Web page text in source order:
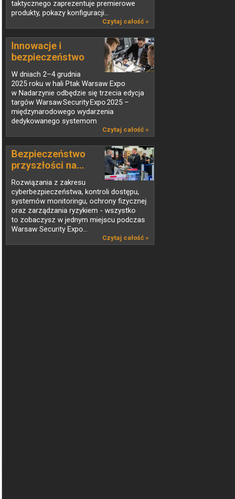
taktycznego zaprezentuje premierowe
produkty, pokazy konfiguracji...
Czytaj całość »
Innowacje i
bezpieczeństwo
w...
W dniach 2–4 grudnia
2025 roku w hali Ptak Warsaw Expo
w Nadarzynie odbędzie się trzecia edycja
targów Warsaw Security Expo 2025 –
międzynarodowego wydarzenia
dedykowanego systemom
Czytaj całość »
Bezpieczeństwo
przyszłości na...
Rozwiązania z zakresu
cyberbezpieczeństwa, kontroli dostępu,
systemów monitoringu, ochrony fizycznej
oraz zarządzania ryzykiem - wszystko
to zobaczysz w jednym miejscu podczas
Warsaw Security Expo...
Czytaj całość »